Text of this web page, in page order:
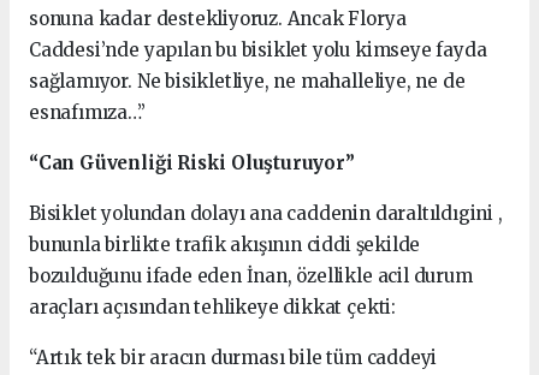
sonuna kadar destekliyoruz. Ancak Florya
Caddesi’nde yapılan bu bisiklet yolu kimseye fayda
sağlamıyor. Ne bisikletliye, ne mahalleliye, ne de
esnafımıza…”
“Can Güvenliği Riski Oluşturuyor”
Bisiklet yolundan dolayı ana caddenin daraltıldıgini ,
bununla birlikte trafik akışının ciddi şekilde
bozulduğunu ifade eden İnan, özellikle acil durum
araçları açısından tehlikeye dikkat çekti:
“Artık tek bir aracın durması bile tüm caddeyi